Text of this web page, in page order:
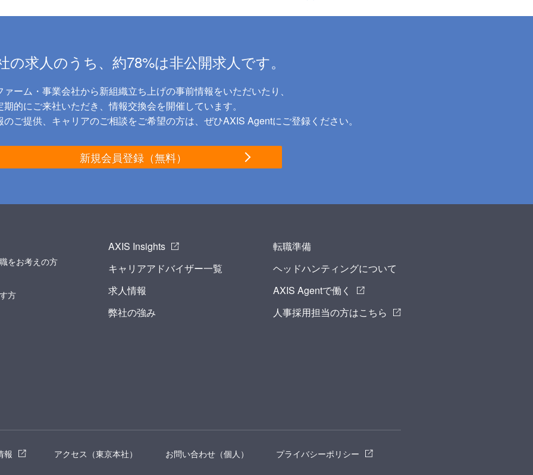
の求人のうち、約78%は非公開求人です。
ーム・事業会社から新組織立ち上げの事前情報をいただいたり、
的にご来社いただき、情報交換会を開催しています。
ご提供、キャリアのご相談をご希望の方は、ぜひAXIS Agentにご登録ください。
新規会員登録（無料）
をお考えの方
方
AXIS Insights
キャリアアドバイザー一覧
求人情報
弊社の強み
転職準備
ヘッドハンティングについて
AXIS Agentで働く
人事採用担当の方はこちら
報 アクセス（東京本社） お問い合わせ（個人） プライバシーポリシー